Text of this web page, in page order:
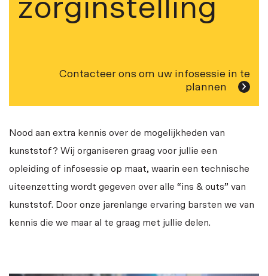
zorginstelling
Contacteer ons om uw infosessie in te
plannen
Nood aan extra kennis over de mogelijkheden van
kunststof? Wij organiseren graag voor jullie een
opleiding of infosessie op maat, waarin een technische
uiteenzetting wordt gegeven over alle “ins & outs” van
kunststof. Door onze jarenlange ervaring barsten we van
kennis die we maar al te graag met jullie delen.